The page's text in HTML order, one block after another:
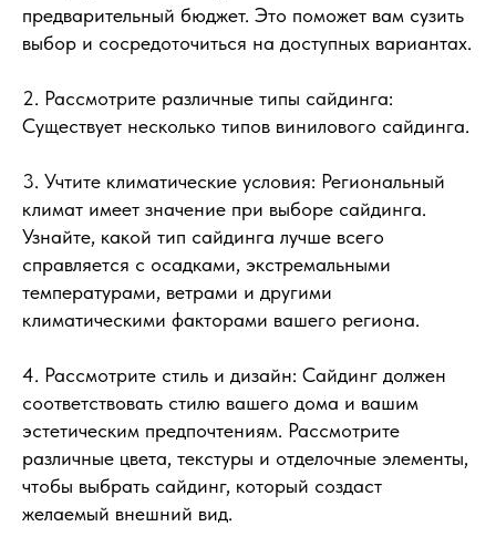
предварительный бюджет. Это поможет вам сузить
выбор и сосредоточиться на доступных вариантах.
2. Рассмотрите различные типы сайдинга:
Существует несколько типов винилового сайдинга.
3. Учтите климатические условия: Региональный
климат имеет значение при выборе сайдинга.
Узнайте, какой тип сайдинга лучше всего
справляется с осадками, экстремальными
температурами, ветрами и другими
климатическими факторами вашего региона.
4. Рассмотрите стиль и дизайн: Сайдинг должен
соответствовать стилю вашего дома и вашим
эстетическим предпочтениям. Рассмотрите
различные цвета, текстуры и отделочные элементы,
чтобы выбрать сайдинг, который создаст
желаемый внешний вид.